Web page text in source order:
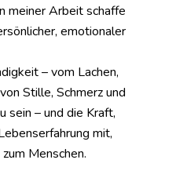
meiner Arbeit schaffe
emotionaler
– vom Lachen,
Stille, Schmerz und
sein – und die Kraft,
mit,
Menschen.